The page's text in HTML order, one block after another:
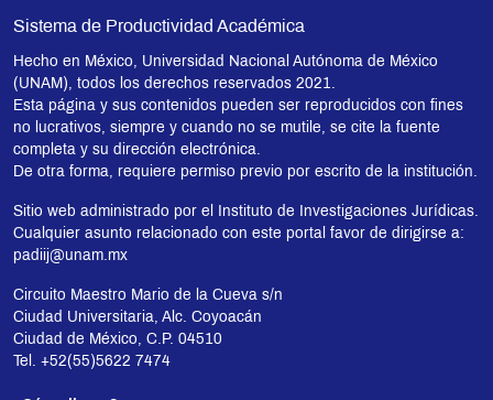
Sistema de Productividad Académica
Hecho en México, Universidad Nacional Autónoma de México
(UNAM), todos los derechos reservados 2021.
Esta página y sus contenidos pueden ser reproducidos con fines
no lucrativos, siempre y cuando no se mutile, se cite la fuente
completa y su dirección electrónica.
De otra forma, requiere permiso previo por escrito de la institución.
Sitio web administrado por el Instituto de Investigaciones Jurídicas.
Cualquier asunto relacionado con este portal favor de dirigirse a:
padiij@unam.mx
Circuito Maestro Mario de la Cueva s/n
Ciudad Universitaria, Alc. Coyoacán
Ciudad de México, C.P. 04510
Tel. +52(55)5622 7474